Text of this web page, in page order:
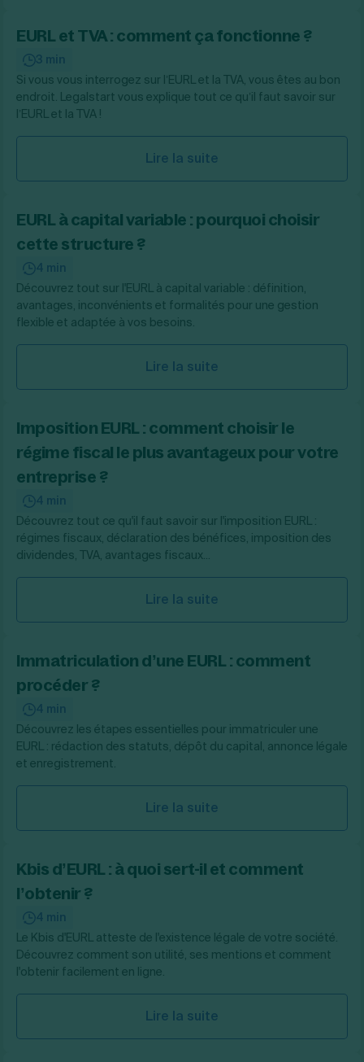
EURL et TVA : comment ça fonctionne ?
3 min
Si vous vous interrogez sur l’EURL et la TVA, vous êtes au bon
endroit. Legalstart vous explique tout ce qu’il faut savoir sur
l’EURL et la TVA !
Lire la suite
EURL à capital variable : pourquoi choisir
cette structure ?
4 min
Découvrez tout sur l'EURL à capital variable : définition,
avantages, inconvénients et formalités pour une gestion
flexible et adaptée à vos besoins.
Lire la suite
Imposition EURL : comment choisir le
régime fiscal le plus avantageux pour votre
entreprise ?
4 min
Découvrez tout ce qu'il faut savoir sur l'imposition EURL :
régimes fiscaux, déclaration des bénéfices, imposition des
dividendes, TVA, avantages fiscaux...
Lire la suite
Immatriculation d’une EURL : comment
procéder ?
4 min
Découvrez les étapes essentielles pour immatriculer une
EURL : rédaction des statuts, dépôt du capital, annonce légale
et enregistrement.
Lire la suite
Kbis d’EURL : à quoi sert-il et comment
l’obtenir ?
4 min
Le Kbis d'EURL atteste de l'existence légale de votre société.
Découvrez comment son utilité, ses mentions et comment
l'obtenir facilement en ligne.
Lire la suite